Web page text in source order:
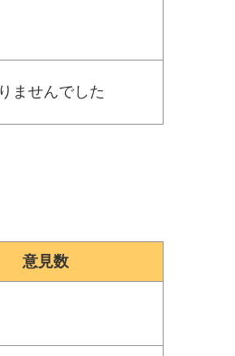
ませんでした
意見数